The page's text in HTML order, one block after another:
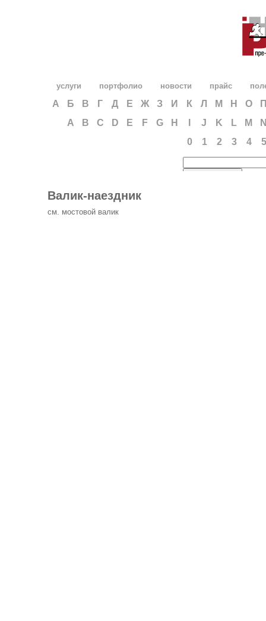
услуги портфолио новости прайс
А Б В Г Д Е Ж З И К Л М Н О
A
B C D E F G H J K L M
0
1 2 3 4 5
Валик-наездник
см. мостовой валик